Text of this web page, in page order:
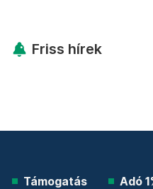
Friss hírek
Támogatás Adó